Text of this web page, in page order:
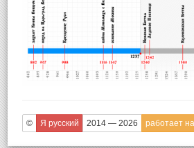
© Я русский 2014 — 2026 работает